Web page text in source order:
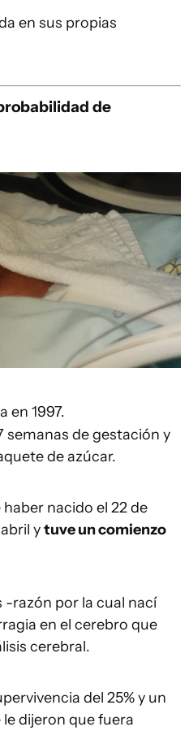
en sus propias
de
en 1997.
semanas de gestación y
de azúcar.
nacido el 22 de
ytuve un comienzo
-razón por la cual nací
en el cerebro que
cerebral.
del 25% y un
dijeron que fuera